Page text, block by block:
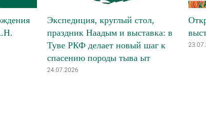
Экспедиция, круглый стол,
праздник Наадым и выставка: в
Туве РКФ делает новый шаг к
спасению породы тыва ыт
24.07.2026